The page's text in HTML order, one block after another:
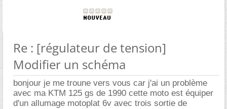
Re : [régulateur de tension]
Modifier un schéma
bonjour je me troune vers vous car j'ai un problème
avec ma KTM 125 gs de 1990 cette moto est équiper
d'un allumage motoplat 6v avec trois sortie de